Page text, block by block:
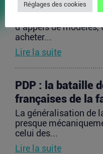
des agents IA
d’appels de
acheter...
Lire la suite
PDP : la bataille
françaises de la
La généralisation de
presque
celui des...
Lire la suite
Réglages des cookies